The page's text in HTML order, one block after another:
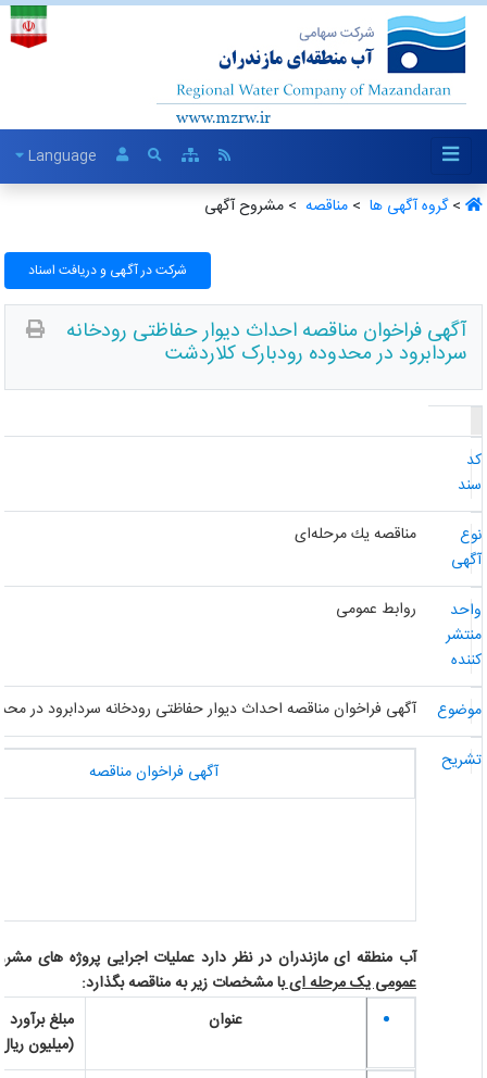
Language
>گروه آگهی ها ‏>مناقصه ‏> مشروح آگهی
شرکت در آگهی و دریافت اسناد
آگهی فراخوان مناقصه احداث دیوار حفاظتی رودخانه
سردابرود در محدوده رودبارک کلاردشت
مناقصه یك مرحله‌ای
روابط عمومی
آگهی فراخوان مناقصه احداث دیوار حفاظتی رودخانه سردابرود در
آگهی فراخوان مناقصه
آب منطقه ای مازندران در نظر دارد عملیات اجرایی پروژه های
عمومی یک مرحله ایبا مشخصات زیر به مناقصه بگذارد:
عنوان
مبلغ برآورد
(میلیون ریال)